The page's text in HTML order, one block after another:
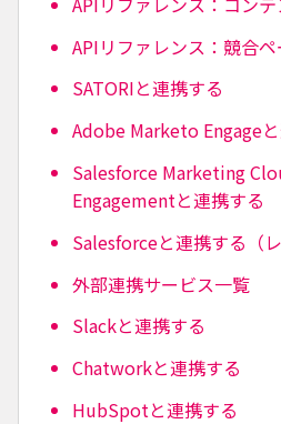
APIリファレンス：競合
SATORIと連携する
Adobe Marketo Engage
Salesforce Marketing
Engagementと連携する
Salesforceと連携する（
外部連携サービス一覧
Slackと連携する
Chatworkと連携する
HubSpotと連携する